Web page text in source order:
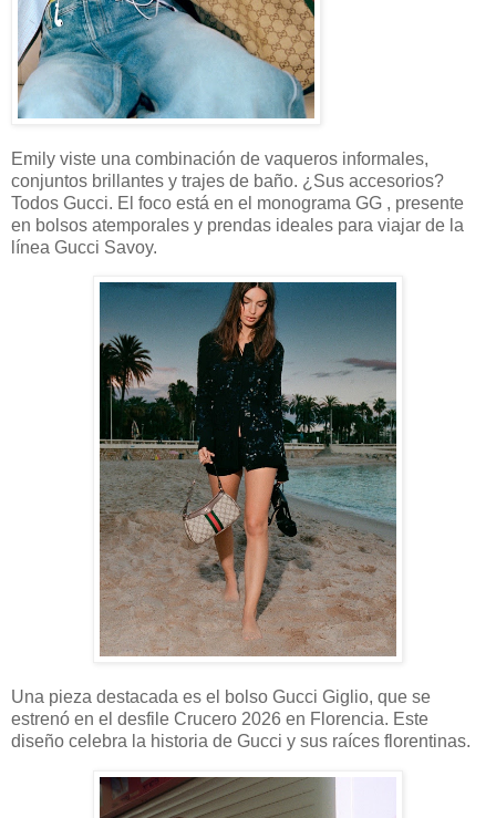
Emily viste una combinación de vaqueros informales,
conjuntos brillantes y trajes de baño. ¿Sus accesorios?
Todos Gucci. El foco está en el monograma GG , presente
en bolsos atemporales y prendas ideales para viajar de la
línea Gucci Savoy.
Una pieza destacada es el bolso Gucci Giglio, que se
estrenó en el desfile Crucero 2026 en Florencia. Este
diseño celebra la historia de Gucci y sus raíces florentinas.